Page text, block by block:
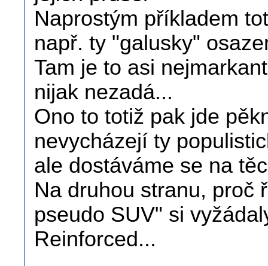
Naprostým příkladem
např. ty "galusky"
Tam je to asi
nijak nezadá...
Ono to totiž pak jde
nevycházejí ty
ale dostáváme se na
Na druhou stranu, proč
pseudo SUV" si
Reinforced...